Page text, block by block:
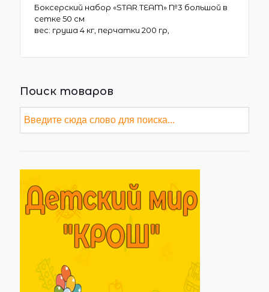
Боксерский набор «STAR TEAM» №3 большой в
сетке 50 см
вес: груша 4 кг, перчатки 200 гр,
Поиск товаров